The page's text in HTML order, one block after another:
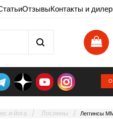
ОтзывыКонтакты и
и йога Лосиины Леггинсы